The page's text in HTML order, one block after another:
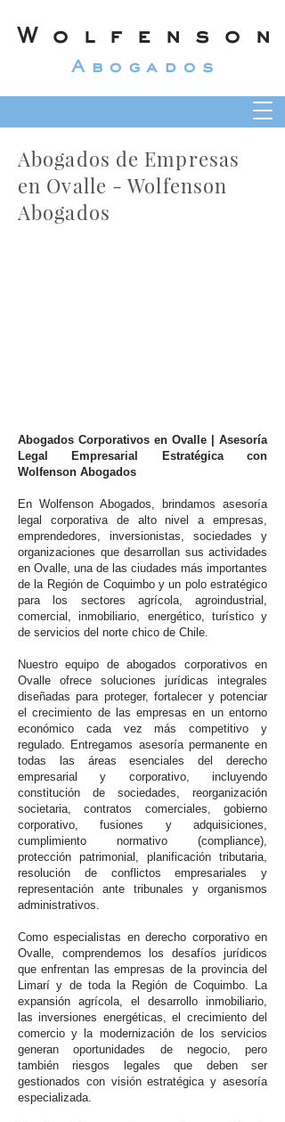
Wolfenson
Abogados
Abogados de Empresas
en Ovalle - Wolfenson
Abogados
Abogados Corporativos en Ovalle | Asesoría
Legal Empresarial Estratégica con
Wolfenson Abogados
En Wolfenson Abogados, brindamos asesoría
legal corporativa de alto nivel a empresas,
emprendedores, inversionistas, sociedades y
organizaciones que desarrollan sus actividades
en Ovalle, una de las ciudades más importantes
de la Región de Coquimbo y un polo estratégico
para los sectores agrícola, agroindustrial,
comercial, inmobiliario, energético, turístico y
de servicios del norte chico de Chile.
Nuestro equipo de abogados corporativos en
Ovalle ofrece soluciones jurídicas integrales
diseñadas para proteger, fortalecer y potenciar
el crecimiento de las empresas en un entorno
económico cada vez más competitivo y
regulado. Entregamos asesoría permanente en
todas las áreas esenciales del derecho
empresarial y corporativo, incluyendo
constitución de sociedades, reorganización
societaria, contratos comerciales, gobierno
corporativo, fusiones y adquisiciones,
cumplimiento normativo (compliance),
protección patrimonial, planificación tributaria,
resolución de conflictos empresariales y
representación ante tribunales y organismos
administrativos.
Como especialistas en derecho corporativo en
Ovalle, comprendemos los desafíos jurídicos
que enfrentan las empresas de la provincia del
Limarí y de toda la Región de Coquimbo. La
expansión agrícola, el desarrollo inmobiliario,
las inversiones energéticas, el crecimiento del
comercio y la modernización de los servicios
generan oportunidades de negocio, pero
también riesgos legales que deben ser
gestionados con visión estratégica y asesoría
especializada.